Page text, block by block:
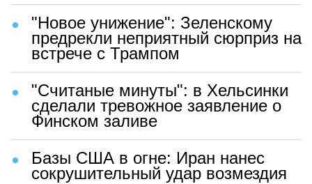
"Новое унижение": Зеленскому
предрекли неприятный сюрприз на
встрече с Трампом
"Считаные минуты": в Хельсинки
сделали тревожное заявление о
Финском заливе
Базы США в огне: Иран нанес
сокрушительный удар возмездия